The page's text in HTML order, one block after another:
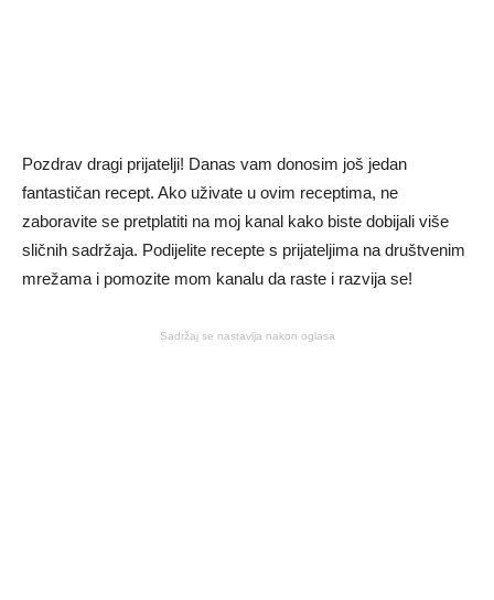
Pozdrav dragi prijatelji! Danas vam donosim još jedan
fantastičan recept. Ako uživate u ovim receptima, ne
zaboravite se pretplatiti na moj kanal kako biste dobijali više
sličnih sadržaja. Podijelite recepte s prijateljima na društvenim
mrežama i pomozite mom kanalu da raste i razvija se!
Sadržaj se nastavlja nakon oglasa